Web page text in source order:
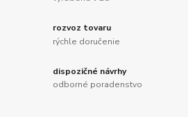
rozvoz tovaru
rýchle doručenie
dispozičné návrhy
odborné poradenstvo